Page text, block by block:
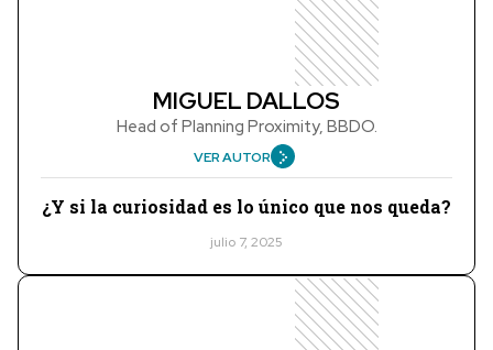
MIGUEL DALLOS
Head of Planning Proximity, BBDO.
VER AUTOR
¿Y si la curiosidad es lo único que nos queda?
julio 7, 2025